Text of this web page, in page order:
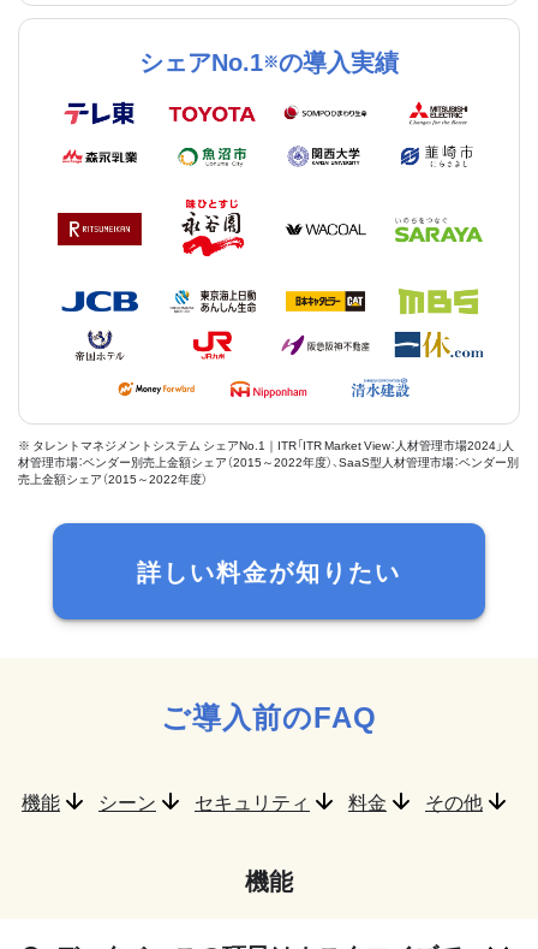
シェアNo.1※の導入実績
※ タレントマネジメントシステム シェアNo.1｜ITR「ITR Market View：人材管理市場2024」人
材管理市場：ベンダー別売上金額シェア（2015～2022年度）、SaaS型人材管理市場：ベンダー別
売上金額シェア（2015～2022年度）
詳しい料金が知りたい
ご導入前のFAQ
機能 シーン セキュリティ 料金 その他
機能